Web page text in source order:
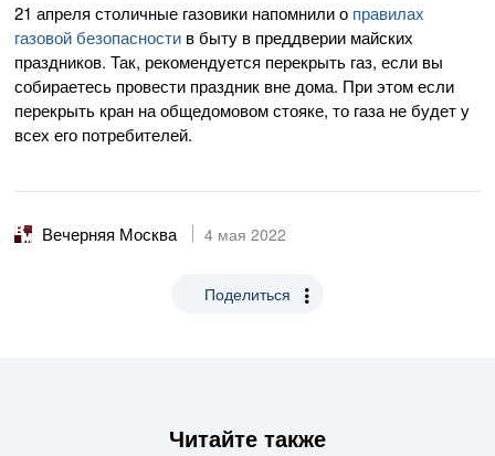
21 апреля столичные газовики напомнили о правилах
газовой безопасности в быту в преддверии майских
праздников. Так, рекомендуется перекрыть газ, если вы
собираетесь провести праздник вне дома. При этом если
перекрыть кран на общедомовом стояке, то газа не будет у
всех его потребителей.
Вечерняя Москва 4 мая 2022
Поделиться
Читайте также